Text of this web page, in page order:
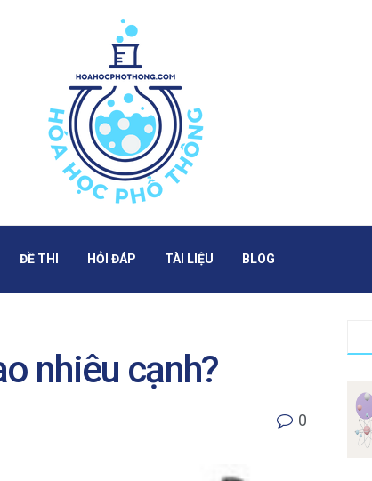
ĐỀ THI HỎI ĐÁP TÀI LIỆU BLOG
nhiêu cạnh?
0